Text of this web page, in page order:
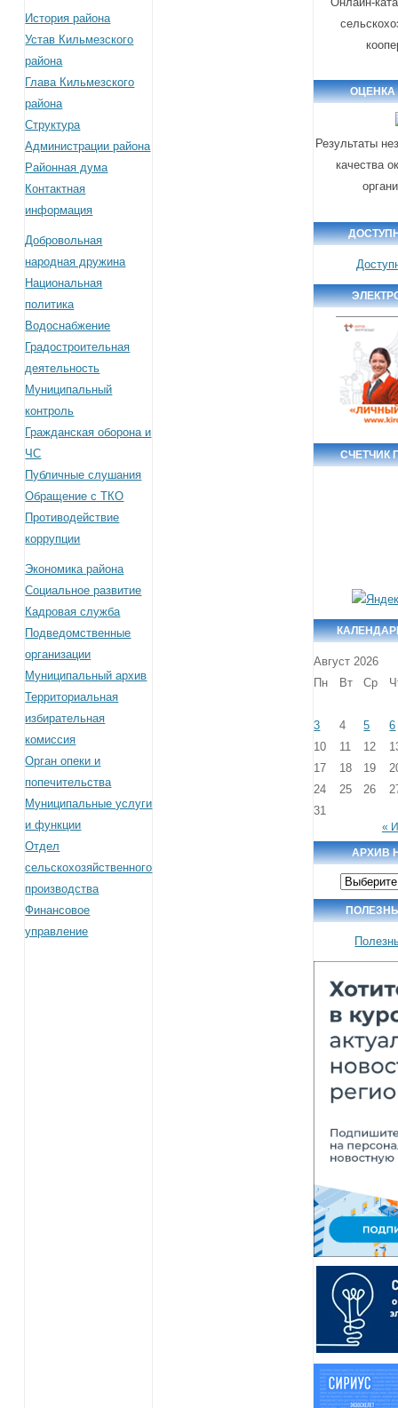
История района
Устав Кильмезского
района
Глава Кильмезского
района
Структура
Администрации района
Районная дума
Контактная
информация
Добровольная
народная дружина
Национальная
политика
Водоснабжение
Градостроительная
деятельность
Муниципальный
контроль
Гражданская оборона и
ЧС
Публичные слушания
Обращение с ТКО
Противодействие
коррупции
Экономика района
Социальное развитие
Кадровая служба
Подведомственные
организации
Муниципальный архив
Территориальная
избирательная
комиссия
Орган опеки и
попечительства
Муниципальные услуги
и функции
Отдел
сельскохозяйственного
производства
Финансовое
управление
ОЦЕНКА
Результаты
качества
СЧЕТЧИК
Август 2026
Пн
Вт Ср
3 4 5
6
10
11 12
17
18 19
24
25 26
31
«
АРХИВ
Архив
новостей